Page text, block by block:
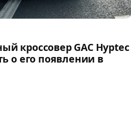
кроссовер GAC Hyptec
о его появлении в